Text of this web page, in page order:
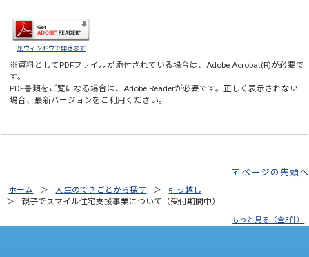
別ウィンドウで開きます
※資料としてPDFファイルが添付されている場合は、Adobe Acrobat(R)が必要で
す。
PDF書類をご覧になる場合は、Adobe Readerが必要です。正しく表示されない
場合、最新バージョンをご利用ください。
ページの先頭へ
ホーム 人生のできごとから探す
引っ越し
親子でスマイル住宅支援事業について（受付期間中）
もっと見る（全3件）